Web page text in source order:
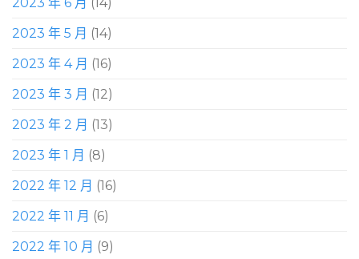
2023 年 5 月 (14)
2023 年 4 月 (16)
2023 年 3 月 (12)
2023 年 2 月 (13)
2023 年 1 月 (8)
2022 年 12 月 (16)
2022 年 11 月 (6)
2022 年 10 月 (9)